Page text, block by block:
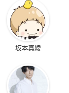
坂本真綾